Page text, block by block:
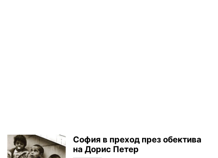
София в преход през обектива
на Дорис Петер